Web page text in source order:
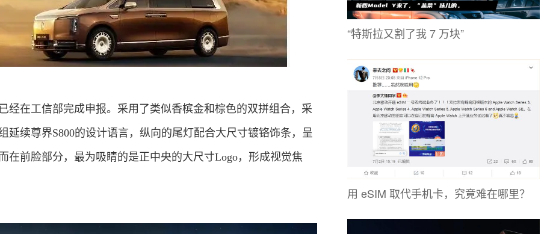
经在工信部完成申报。采用了类似香槟金和棕色的双拼组合，采
延续尊界S800的设计语言，纵向的尾灯配合大尺寸镀铬饰条，呈
在前脸部分，最为吸睛的是正中央的大尺寸Logo，形成视觉焦
“特斯拉又割了我 7 万块”
用 eSIM 取代手机卡，究竟难在哪里？